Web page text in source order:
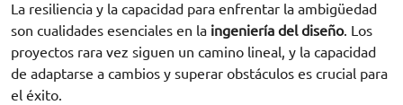
La resiliencia y la capacidad para enfrentar la ambigüedad
son cualidades esenciales en la ingeniería del diseño. Los
proyectos rara vez siguen un camino lineal, y la capacidad
de adaptarse a cambios y superar obstáculos es crucial para
el éxito.